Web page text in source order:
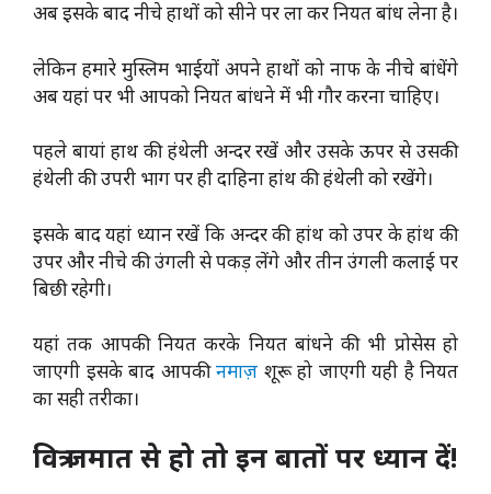
अब इसके बाद नीचे हाथों को सीने पर ला कर नियत बांध लेना है।
लेकिन हमारे मुस्लिम भाईयों अपने हाथों को नाफ के नीचे बांधेंगे
अब यहां पर भी आपको नियत बांधने में भी गौर करना चाहिए।
पहले बायां हाथ की हंथेली अन्दर रखें और उसके ऊपर से उसकी
हंथेली की उपरी भाग पर ही दाहिना हांथ की हंथेली को रखेंगे।
इसके बाद यहां ध्यान रखें कि अन्दर की हांथ को उपर के हांथ की
उपर और नीचे की उंगली से पकड़ लेंगे और तीन उंगली कलाई पर
बिछी रहेगी।
यहां तक आपकी नियत करके नियत बांधने की भी प्रोसेस हो
जाएगी इसके बाद आपकीनमाज़ शूरू हो जाएगी यही है नियत
का सही तरीका।
वित्र जमात से हो तो इन बातों पर ध्यान दें!